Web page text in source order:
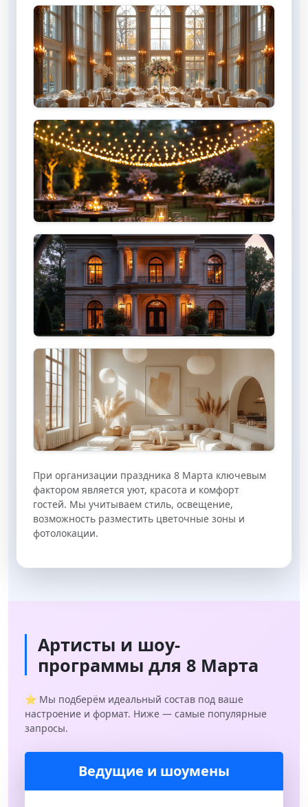
Уютные кафе и лофты
Отели с видами
Весенние террасы
Особняки и усадьбы
При организации праздника 8 Марта ключевым
фактором является уют, красота и комфорт
гостей. Мы учитываем стиль, освещение,
возможность разместить цветочные зоны и
фотолокации.
Артисты и шоу-
программы для 8 Марта
⭐ Мы подберём идеальный состав под ваше
настроение и формат. Ниже — самые популярные
запросы.
Ведущие и шоумены